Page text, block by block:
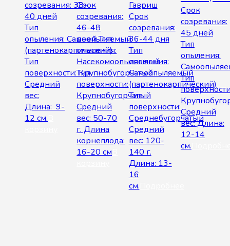
созревания: 38-
40 дней
Тип
опыления: Самоопыляемый
(партенокарпический)
Тип
поверхности: Крупнобугорчатый
Средний
вес:
Длина: 9-
12 см.
Срок
созревания:
46-48
дней Тип
опыления:
Насекомоопыляемый
Тип
поверхности:
Крупнобугорчатый
Средний
вес: 50-70
г. Длина
корнеплода:
16-20 см
Гавриш
Срок
созревания:
36-44 дня
Тип
опыления:
Самоопыляемый
(партенокарпический)
Тип
поверхности:
Среднебугорчатый
Средний
вес: 120-
140 г.
Длина: 13-
16
см.
Срок
созревания:
45 дней
Тип
опыления:
Тип
Средний
вес: Длина:
12-14
см.